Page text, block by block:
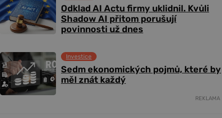
Odklad AI Actu firmy uklidnil. Kvůli
Shadow AI přitom porušují
povinnosti už dnes
Sedm ekonomických pojmů, které by
měl znát každý
Investice
REKLAMA